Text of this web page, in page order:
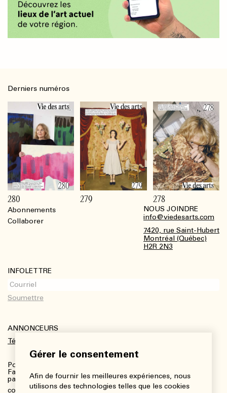
Gérer le consentement
Afin de fournir les meilleures expériences, nous
utilisons des technologies telles que les cookies
Abonnements
Collaborer
NOUS JOINDRE
info@viedesarts.com
7420, rue Saint-Hubert
Montréal (Québec)
H2R 2N3
INFOLETTRE
ANNONCEURS
Télécharger le kit média
Pour plus de renseignements :
Fanny Charbonneau, Responsable des communications,
partenariats et publicités
communications@viedesarts.com
Derniers numéros
280 279 278